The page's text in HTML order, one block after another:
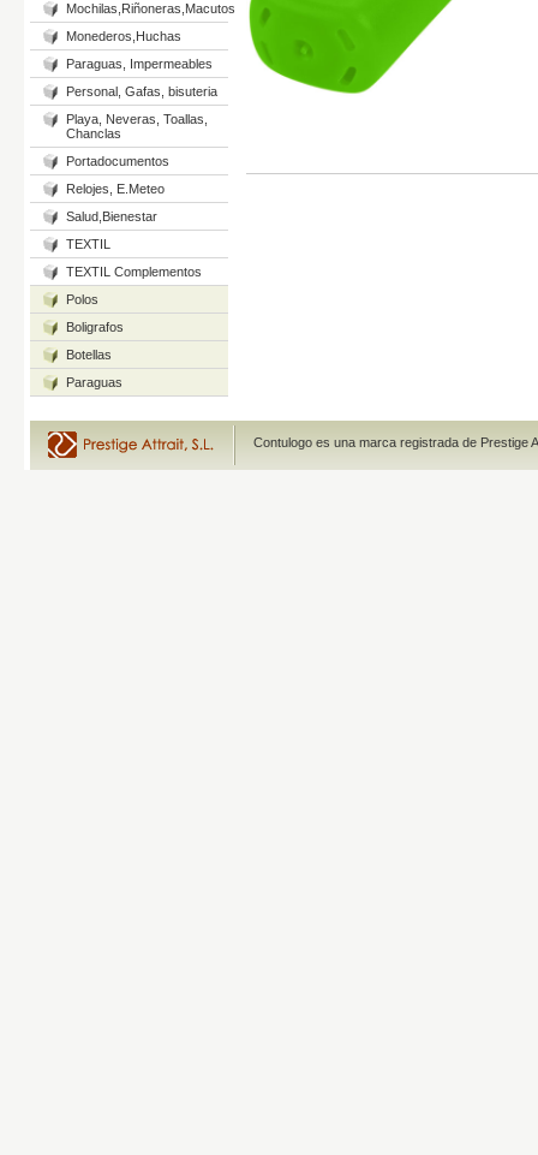
Mochilas,Riñoneras,Macutos
Monederos,Huchas
Paraguas, Impermeables
Personal, Gafas, bisuteria
Playa, Neveras, Toallas,
Chanclas
Portadocumentos
Relojes, E.Meteo
Salud,Bienestar
TEXTIL
TEXTIL Complementos
Polos
Boligrafos
Botellas
Paraguas
Contulogo es una marca registrada de